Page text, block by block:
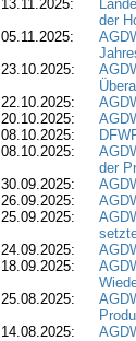
13.11.2025:
der
05.11.2025:
23.10.2025:
22.10.2025:
20.10.2025:
08.10.2025:
08.10.2025:
der
30.09.2025:
26.09.2025:
25.09.2025:
24.09.2025:
18.09.2025:
25.08.2025:
14.08.2025: